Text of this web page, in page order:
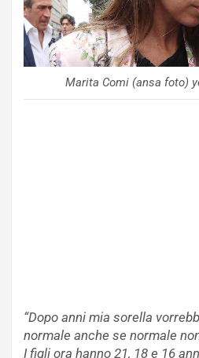
Marita Comi (ansa foto)
“Dopo anni mia sorella
normale anche se normale
I figli ora hanno 21, 18 e 16